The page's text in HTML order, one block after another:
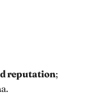
reputation;